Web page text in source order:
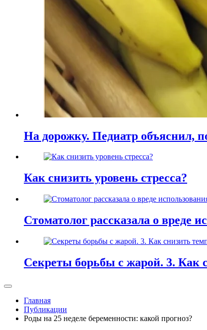
На дорожку. Педиатр объяснил,
Как снизить уровень стресса?
Стоматолог рассказала о вреде
Секреты борьбы с жарой. 3. Как
Главная
Публикации
Роды на 25 неделе беременности: какой прогноз?